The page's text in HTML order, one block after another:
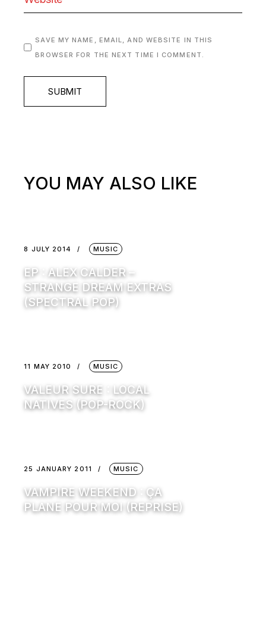
SAVE MY NAME, EMAIL, AND WEBSITE IN THIS
BROWSER FOR THE NEXT TIME I COMMENT.
SUBMIT
YOU MAY ALSO LIKE
8 JULY 2014 MUSIC
EP : ALEX CALDER –
STRANGE DREAM EXTRAS
(SPECTRAL POP)
11 MAY 2010 MUSIC
VALEUR SURE : LOCAL
NATIVES (POP-ROCK)
25 JANUARY 2011 MUSIC
VAMPIRE WEEKEND : ÇA
PLANE POUR MOI (REPRISE)